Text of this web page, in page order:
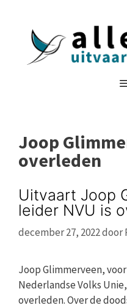
Joop
overleden
Uitvaart Joop
leider NVU is
december 27, 2022door
Joop Glimmerveen,
Nederlandse Volks
overleden. Over de